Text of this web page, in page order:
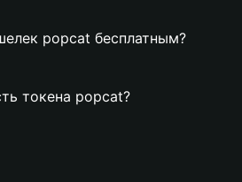
popcat бесплатным?
токена popcat?